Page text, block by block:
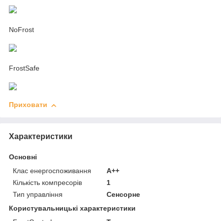
NoFrost
FrostSafe
Приховати
Характеристики
Основні
Клас енергоспоживання
A++
Кількість компресорів
1
Тип управління
Сенсорне
Користувальницькі характеристики